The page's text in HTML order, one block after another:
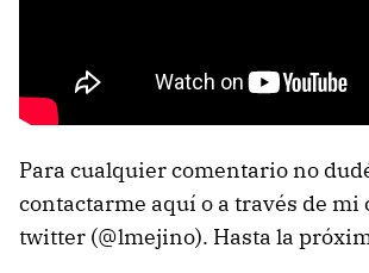
Para cualquier comentario no
contactarme aquí o a través de mi
twitter (@lmejino). Hasta la